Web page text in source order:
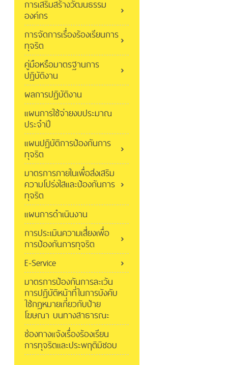
การเสริมสร้างวัฒนธรรม
องค์กร
การจัดการเรื่องร้องเรียนการ
ทุจริต
คู่มือหรือมาตรฐานการ
ปฏิบัติงาน
ผลการปฏิบัติงาน
แผนการใช้จ่ายงบประมาณ
ประจำปี
แผนปฏิบัติการป้องกันการ
ทุจริต
มาตรการภายในเพื่อส่งเสริม
ความโปร่งใสและป้องกันการ
ทุจริต
แผนการดำเนินงาน
การประเมินความเสี่ยงเพื่อ
การป้องกันการทุจริต
E-Service
มาตรการป้องกันการละเว้น
การปฏิบัติหน้าที่ในการบังคับ
ใช้กฎหมายเกี่ยวกับป้าย
โฆษณา บนทางสาธารณะ
ช่องทางแจ้งเรื่องร้องเรียน
การทุจริตและประพฤติมิชอบ